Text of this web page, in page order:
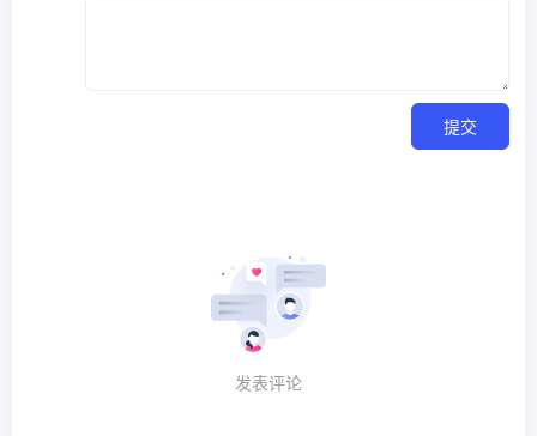
提交
发表评论